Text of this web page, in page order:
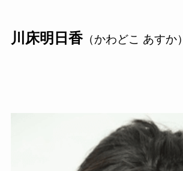
川床明日香（かわどこ あすか）